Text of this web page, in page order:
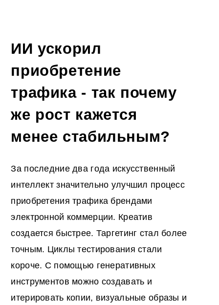
ИИ ускорил
приобретение
трафика - так почему
же рост кажется
менее стабильным?
За последние два года искусственный
интеллект значительно улучшил процесс
приобретения трафика брендами
электронной коммерции. Креатив
создается быстрее. Таргетинг стал более
точным. Циклы тестирования стали
короче. С помощью генеративных
инструментов можно создавать и
итерировать копии, визуальные образы и